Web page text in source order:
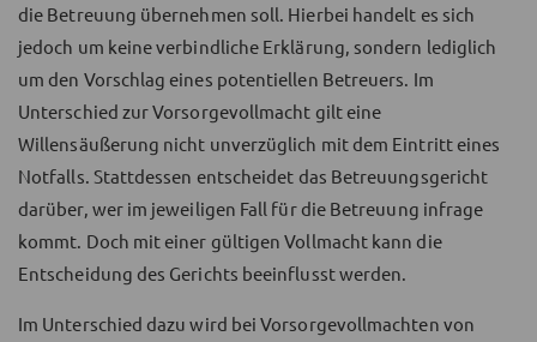
die Betreuung übernehmen soll. Hierbei handelt es sich
jedoch um keine verbindliche Erklärung, sondern lediglich
um den Vorschlag eines potentiellen Betreuers. Im
Unterschied zur Vorsorgevollmacht gilt eine
Willensäußerung nicht unverzüglich mit dem Eintritt eines
Notfalls. Stattdessen entscheidet das Betreuungsgericht
darüber, wer im jeweiligen Fall für die Betreuung infrage
kommt. Doch mit einer gültigen Vollmacht kann die
Entscheidung des Gerichts beeinflusst werden.
Im Unterschied dazu wird bei Vorsorgevollmachten von